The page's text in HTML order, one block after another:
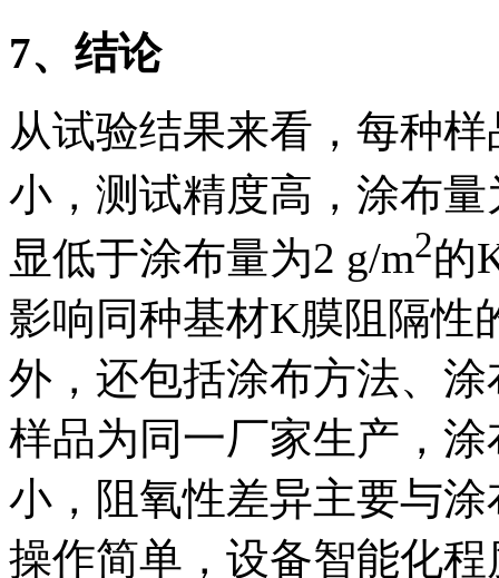
7、结论
从试验结果来看，每种
小，测试精度高，涂布量
显低于涂布量为2 g/m2的
影响同种基材K膜阻隔性
外，还包括涂布方法、
样品为同一厂家生产，
小，阻氧性差异主要与
操作简单，设备智能化